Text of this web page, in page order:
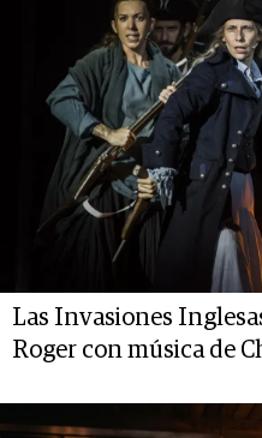
Las Invasiones
Roger con música de